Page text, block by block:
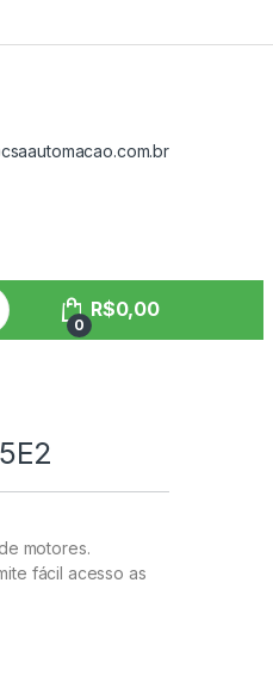
0
R$0,00
motores.
fácil acesso as